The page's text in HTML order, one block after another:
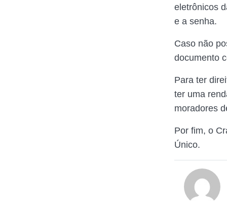
eletrônicos
e a senha.
Caso não
documento
Para ter
ter uma
moradores
Por fim, o
Único.